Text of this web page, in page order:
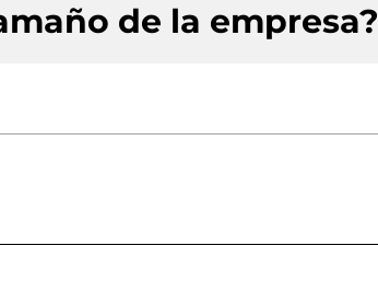
de la empresa?